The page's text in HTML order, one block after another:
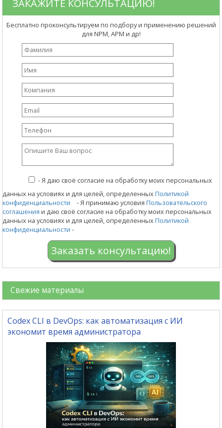
ЗАКАЖИТЕ КОНСУЛЬТАЦИЮ!
Бесплатно проконсультируем по подбору и применению решений
для NPM, APM и др!
-Я даю своё согласие на обработку моих персональных
данных на условиях и для целей, определенныхПолитикой
конфиденциальности
- Я принимаю условияПользовательского
соглашения и даю своё согласие на обработку моих персональных
данных на условиях и для целей, определенныхПолитикой
конфиденциальности -
Заказать консультацию!
Свежие материалы
Codex CLI в DevOps: как автоматизация с ИИ
экономит время администратора